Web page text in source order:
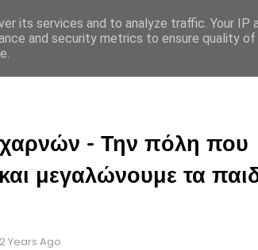
- Την πόλη που
μεγαλώνουμε τα
2 Years Ago
its services and to analyze traffic. Your IP
and security metrics to ensure quality